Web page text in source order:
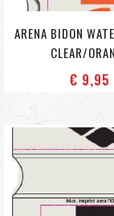
ARENA BIDON
CLEAR/
€ 9,95